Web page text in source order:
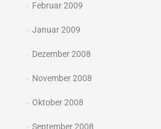
Februar 2009
Januar 2009
Dezember 2008
November 2008
Oktober 2008
September 2008